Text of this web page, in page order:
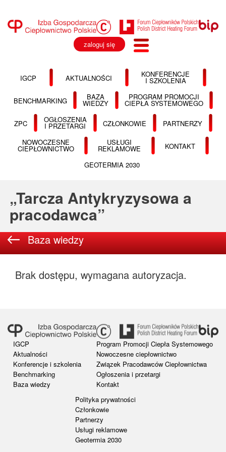
zaloguj się
IGCP AKTUALNOŚCI KONFERENCJE
I SZKOLENIA
BENCHMARKING BAZA
WIEDZY
PROGRAM PROMOCJI
CIEPŁA SYSTEMOWEGO
ZPC OGŁOSZENIA
I PRZETARGI CZŁONKOWIE
PARTNERZY
NOWOCZESNE
CIEPŁOWNICTWO
USŁUGI
REKLAMOWE
KONTAKT
GEOTERMIA 2030
„Tarcza Antykryzysowa a
pracodawca”
Baza wiedzy
Brak dostępu, wymagana autoryzacja.
IGCP
Aktualności
Konferencje i szkolenia
Benchmarking
Baza wiedzy
Program Promocji Ciepła Systemowego
Nowoczesne ciepłownictwo
Związek Pracodawców Ciepłownictwa
Ogłoszenia i przetargi
Kontakt
Polityka prywatności
Członkowie
Partnerzy
Usługi reklamowe
Geotermia 2030